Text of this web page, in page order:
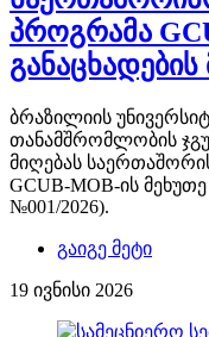
პროგრამა
განაცხადების
ბრაზილიის
თანამშრომლობის
მიღებას
GCUB-MOB-ის
№001/2026).
გაიგე მეტი
19 ივნისი 2026